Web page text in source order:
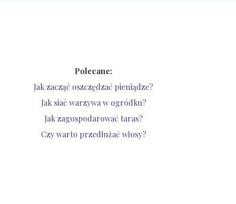
Polecane:
Jak zacząć oszczędzać pieniądze?
Jak siać warzywa w ogródku?
Jak zagospodarować taras?
Czy warto przedłużać włosy?